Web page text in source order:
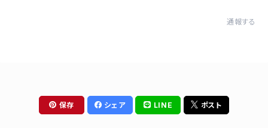
通報する
保存 シェア LINE ポスト